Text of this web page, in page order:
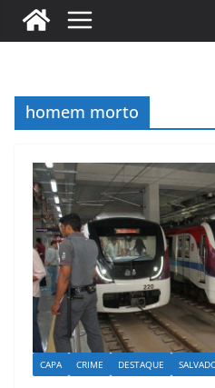
homem morto
CAPA CRIME DESTAQUE